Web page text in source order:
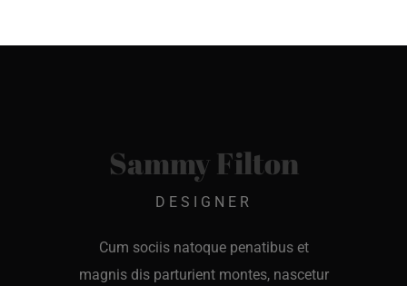
Sammy Filton
DESIGNER
Cum sociis natoque penatibus et
magnis dis parturient montes, nascetur